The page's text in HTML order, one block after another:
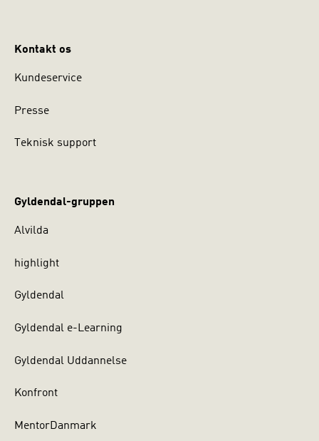
Kontakt os
Kundeservice
Presse
Teknisk support
Gyldendal-gruppen
Alvilda
highlight
Gyldendal
Gyldendal e-Learning
Gyldendal Uddannelse
Konfront
MentorDanmark